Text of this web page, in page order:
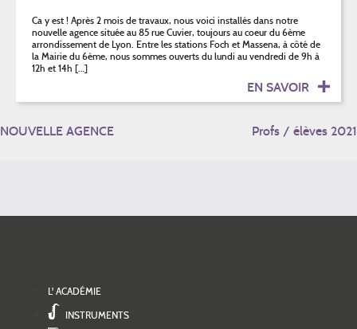
Ca y est ! Après 2 mois de travaux, nous voici installés dans notre
nouvelle agence située au 85 rue Cuvier, toujours au coeur du 6ème
arrondissement de Lyon. Entre les stations Foch et Massena, à côté de
la Mairie du 6ème, nous sommes ouverts du lundi au vendredi de 9h à
12h et 14h […]
EN SAVOIR
NAVIGATION
NOUVELLE AGENCE Profs / élèves 2021
L' ACADÉMIE
INSTRUMENTS